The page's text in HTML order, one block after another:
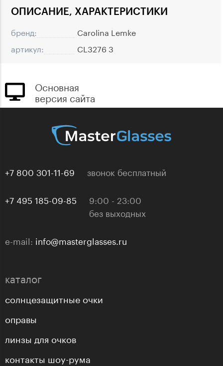
ОПИСАНИЕ, ХАРАКТЕРИСТИКИ
бренд:
Carolina Lemke
артикул:
CL3276 3
Основная
версия сайта
+7 800 301-11-69 звонок бесплатный
+7 495 185-09-85
9:00 - 23:00
без выходных
e-mail: info@masterglasses.ru
каталог
солнцезащитные очки
оправы
линзы для очков
контакты шоу-рума